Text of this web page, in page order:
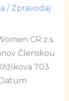
/ Zpravodaj
CR z.s.
Členskou
703